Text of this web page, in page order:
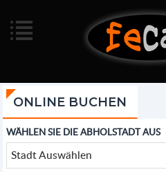
ONLINE BUCHEN
WÄHLEN SIE DIE ABHOLSTADT AUS
Stadt Auswählen